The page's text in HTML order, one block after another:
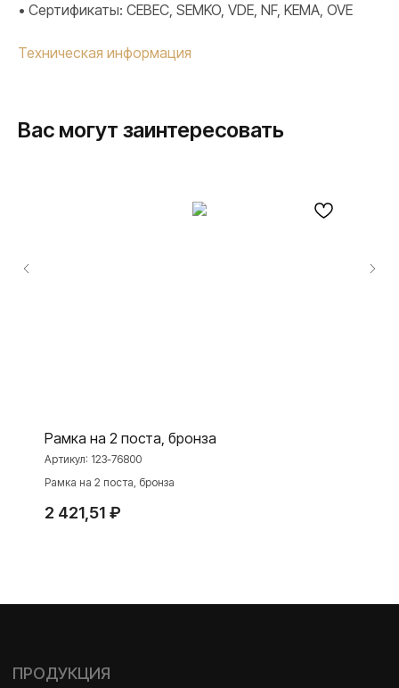
• Сертификаты: CEBEC, SEMKO, VDE, NF, KEMA, OVE
Техническая информация
Вас могут заинтересовать
Рамка на 2 поста, бронза
Артикул: 123-76800
Рамка на 2 поста, бронза
2 421,51 ₽
О ФАБРИКЕ
История
МАТЕРИАЛЫ
Наше время
Контакты
Toggle
База знаний